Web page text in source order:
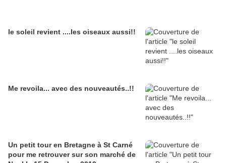
le soleil revient ....les oiseaux aussi!!
Me revoila... avec des nouveautés..!!
Un petit tour en Bretagne à St Carné
pour me retrouver sur son marché de